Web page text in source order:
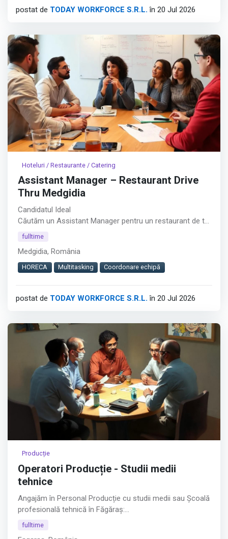
minimum 6 luni în retail alimentar;
Afișează tot
postat de TODAY WORKFORCE S.R.L. în 20 Jul 2026
Hoteluri / Restaurante / Catering
Assistant Manager – Restaurant Drive
Thru Medgidia
Candidatul Ideal
Căutăm un Assistant Manager pentru un restaurant de tip
Drive Thru din Medgidia.︇︃︅︎︃︊︉︎​️︀︆︋​︁︁️︀​︋️︎︌​️︊︊︆︅︃︋︋︊︃︌︍
Rolul este potrivit pentru persoane cu experiență în
coordonarea echipelor, care își doresc responsabilități
Cerințe
fulltime
Medgidia, România
HORECA Multitasking Coordonare echipă
postat de TODAY WORKFORCE S.R.L. în 20 Jul 2026
Producție
Operatori Producție - Studii medii
tehnice
Angajăm în Personal Producție cu studii medii sau Școală
profesională tehnică în Făgăraș:
fulltime